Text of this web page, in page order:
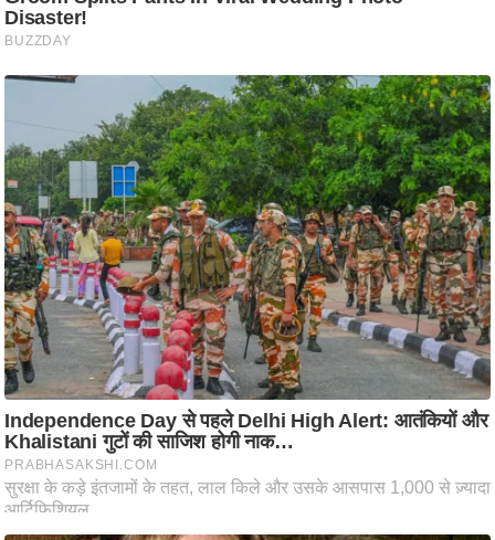
र
.
आ
चा
य
प
र
स
मी
क्षा
ध
र्म
ज्यो
ति
ष